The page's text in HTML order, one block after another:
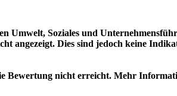
Umwelt, Soziales und
angezeigt. Dies sind jedoch keine
Bewertung nicht erreicht. Mehr